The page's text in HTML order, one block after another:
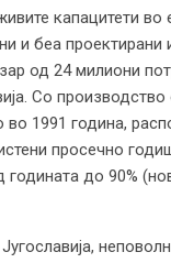
капацитети во
и беа проектирани
од 24 милиони
Со
во 1991 година,
просечно
до 90%